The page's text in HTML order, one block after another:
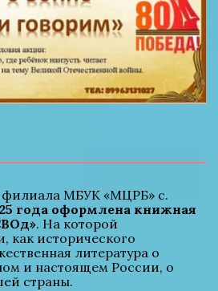
года оформлена книжная
. На которой
как исторического
литература о
и настоящем России, о
страны.